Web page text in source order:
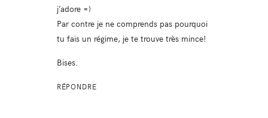
j’adore =)
Par contre je ne comprends pas pourquoi
tu fais un régime, je te trouve très mince!
Bises.
RÉPONDRE